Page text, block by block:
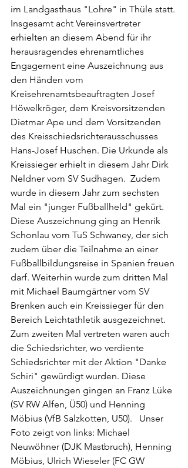
im Landgasthaus "Lohre" in Thüle statt.
Insgesamt acht Vereinsvertreter
erhielten an diesem Abend für ihr
herausragendes ehrenamtliches
Engagement eine Auszeichnung aus
den Händen vom
Kreisehrenamtsbeauftragten Josef
Höwelkröger, dem Kreisvorsitzenden
Dietmar Ape und dem Vorsitzenden
des Kreisschiedsrichterausschusses
Hans-Josef Huschen. Die Urkunde als
Kreissieger erhielt in diesem Jahr Dirk
Neldner vom SV Sudhagen.  Zudem
wurde in diesem Jahr zum sechsten
Mal ein "junger Fußballheld" gekürt.
Diese Auszeichnung ging an Henrik
Schonlau vom TuS Schwaney, der sich
zudem über die Teilnahme an einer
Fußballbildungsreise in Spanien freuen
darf. Weiterhin wurde zum dritten Mal
mit Michael Baumgärtner vom SV
Brenken auch ein Kreissieger für den
Bereich Leichtathletik ausgezeichnet.
Zum zweiten Mal vertreten waren auch
die Schiedsrichter, wo verdiente
Schiedsrichter mit der Aktion "Danke
Schiri" gewürdigt wurden. Diese
Auszeichnungen gingen an Franz Lüke
(SV RW Alfen, Ü50) und Henning
Möbius (VfB Salzkotten, U50).   Unser
Foto zeigt von links: Michael
Neuwöhner (DJK Mastbruch), Henning
Möbius, Ulrich Wieseler (FC GW